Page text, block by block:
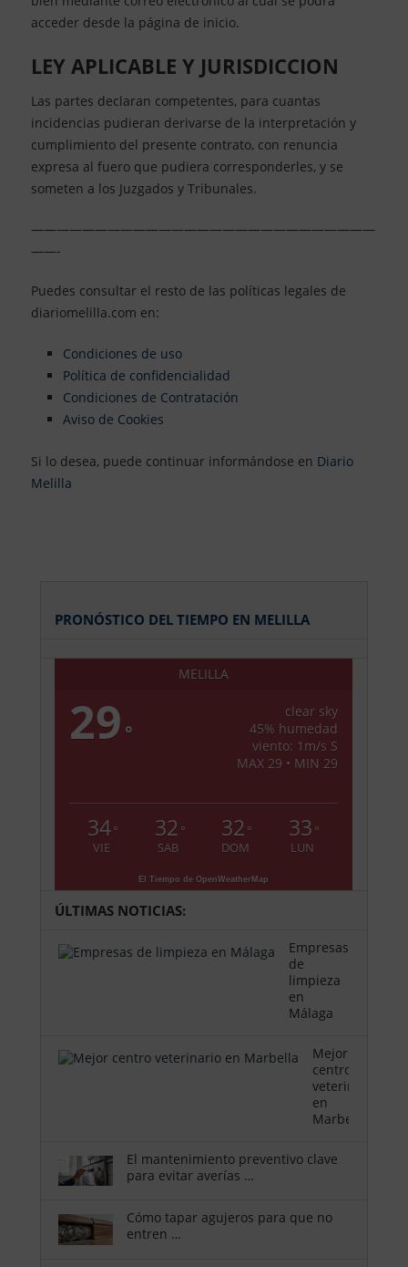
acceder desde la página de inicio.
LEY APLICABLE Y JURISDICCION
Las partes declaran competentes, para cuantas
incidencias pudieran derivarse de la interpretación y
cumplimiento del presente contrato, con renuncia
expresa al fuero que pudiera corresponderles, y se
someten a los Juzgados y Tribunales.
———————————————————————————
——-
Puedes consultar el resto de las políticas legales de
diariomelilla.com en:
Condiciones de uso
Política de confidencialidad
Condiciones de Contratación
Aviso de Cookies
Si lo desea, puede continuar informándose en Diario
Melilla
PRONÓSTICO DEL TIEMPO EN MELILLA
MELILLA
29 °
clear sky
45% humedad
viento: 1m/s S
MAX 29 • MIN 29
34°
VIE
32 °
SAB
32 °
DOM
33 °
LUN
El Tiempo de OpenWeatherMap
ÚLTIMAS NOTICIAS:
Empresas
de
limpieza
en
Málaga
Mejor
centro
veterinario
en
Marbella
El mantenimiento preventivo clave
para evitar averías …
Cómo tapar agujeros para que no
entren …